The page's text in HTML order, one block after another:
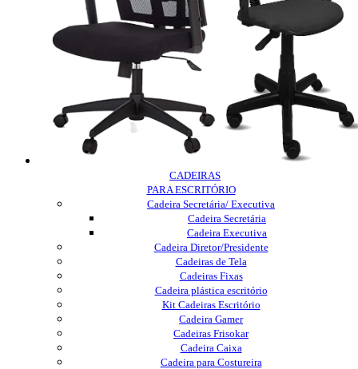
CADEIRAS
PARA ESCRITÓRIO
Cadeira Secretária/ Executiva
Cadeira Secretária
Cadeira Executiva
Cadeira Diretor/Presidente
Cadeiras de Tela
Cadeiras Fixas
Cadeira plástica escritório
Kit Cadeiras Escritório
Cadeira Gamer
Cadeiras Frisokar
Cadeira Caixa
Cadeira para Costureira